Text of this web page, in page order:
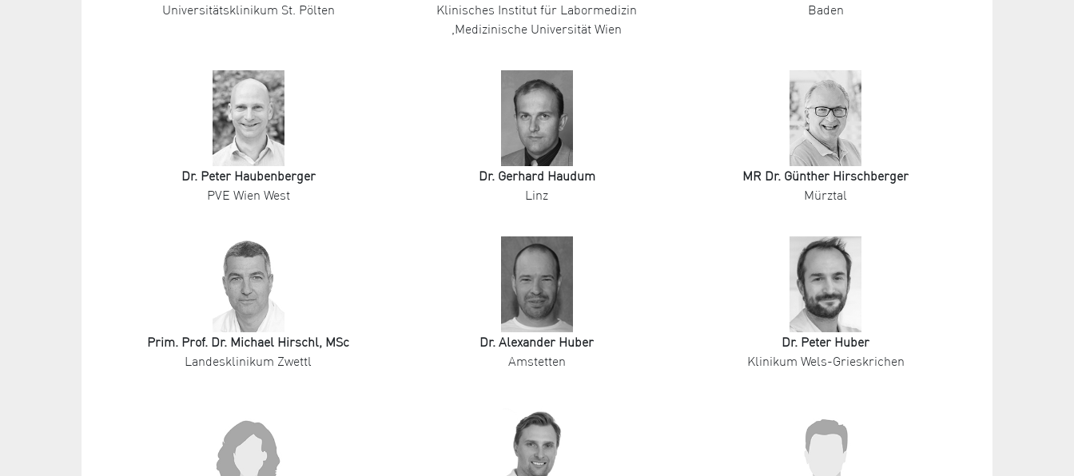
Universitätsklinikum St. Pölten
Klinisches Institut für Labormedizin
,Medizinische Universität Wien
Baden
Dr. Peter Haubenberger
PVE Wien West
Dr. Gerhard Haudum
Linz
MR Dr. Günther Hirschberger
Mürztal
Prim. Prof. Dr. Michael Hirschl, MSc
Landesklinikum Zwettl
Dr. Alexander Huber
Amstetten
Dr. Peter Huber
Klinikum Wels-Grieskrichen